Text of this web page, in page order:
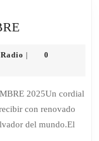
SALESIANA
SAL
NOVIEMBRE
Radaccion
|
0
con renovado
del mundo.El